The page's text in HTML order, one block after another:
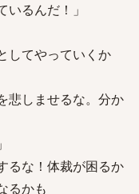
るんだ！」
してやっていくか
悲しませるな。分か
るな！体裁が困るか
るかも